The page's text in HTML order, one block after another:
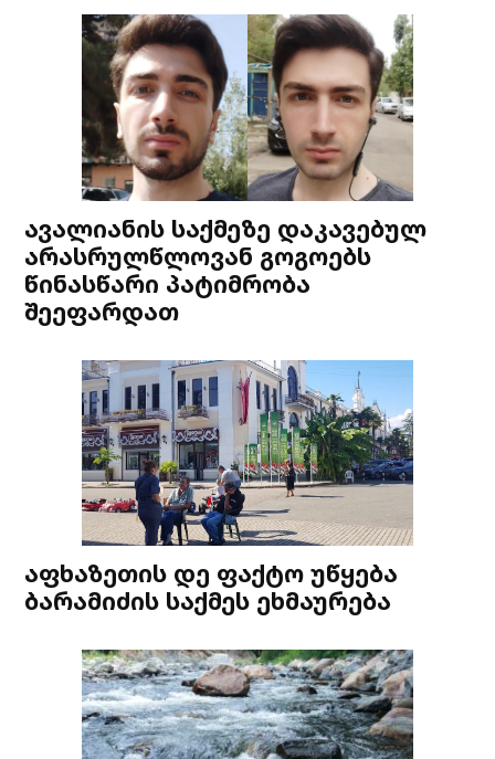
ავალიანის საქმეზე დაკავებულ
არასრულწლოვან გოგოებს
წინასწარი პატიმრობა
შეეფარდათ
აფხაზეთის დე ფაქტო უწყება
ბარამიძის საქმეს ეხმაურება